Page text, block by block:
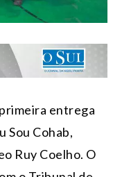
entrega
Sou Cohab,
Ruy Coelho. O